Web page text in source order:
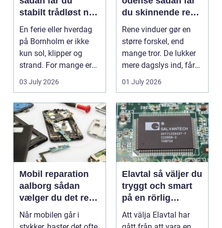
stabilt trådløst net
på klippeøen
En ferie eller hverdag
på Bornholm er ikke
kun sol, klipper og
strand. For mange er
en stabil intern...
03 July 2026
du skinnende rene
ruder året rundt
Rene vinduer gør en
større forskel, end
mange tror. De lukker
mere dagslys ind, får
hjem og erhvervs...
01 July 2026
Mobil reparation
aalborg sådan
vælger du det rette
værksted
Når mobilen går i
Elavtal så väljer du
tryggt och smart
på en rörlig
elmarknad
Att välja Elavtal har